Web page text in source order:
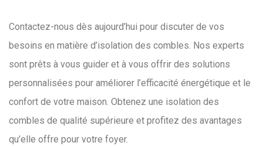
Contactez-nous dès aujourd’hui pour discuter de vos
besoins en matière d’isolation des combles. Nos experts
sont prêts à vous guider et à vous offrir des solutions
personnalisées pour améliorer l’efficacité énergétique et le
confort de votre maison. Obtenez une isolation des
combles de qualité supérieure et profitez des avantages
qu’elle offre pour votre foyer.